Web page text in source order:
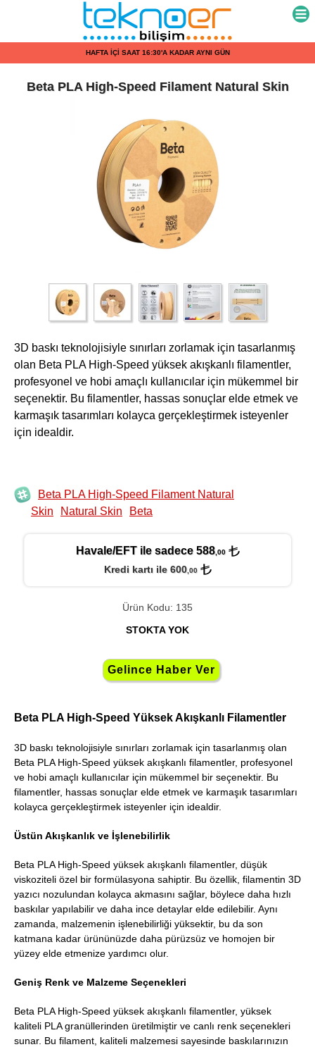
HAFTA İÇİ SAAT 16:30'A KADAR AYNI GÜN KARGO
Beta PLA High-Speed Filament Natural Skin
3D baskı teknolojisiyle sınırları zorlamak için tasarlanmış
olan Beta PLA High-Speed yüksek akışkanlı filamentler,
profesyonel ve hobi amaçlı kullanıcılar için mükemmel bir
seçenektir. Bu filamentler, hassas sonuçlar elde etmek ve
karmaşık tasarımları kolayca gerçekleştirmek isteyenler
için idealdir.
Beta PLA High-Speed Filament Natural
Skin
Natural Skin Beta
Havale/EFT ile sadece 588,00
Kredi kartı ile 600,00
Ürün Kodu: 135
STOKTA YOK
Beta PLA High-Speed Yüksek Akışkanlı Filamentler
3D baskı teknolojisiyle sınırları zorlamak için tasarlanmış olan
Beta PLA High-Speed yüksek akışkanlı filamentler, profesyonel
ve hobi amaçlı kullanıcılar için mükemmel bir seçenektir. Bu
filamentler, hassas sonuçlar elde etmek ve karmaşık tasarımları
kolayca gerçekleştirmek isteyenler için idealdir.
Üstün Akışkanlık ve İşlenebilirlik
Beta PLA High-Speed yüksek akışkanlı filamentler, düşük
viskoziteli özel bir formülasyona sahiptir. Bu özellik, filamentin 3D
yazıcı nozulundan kolayca akmasını sağlar, böylece daha hızlı
baskılar yapılabilir ve daha ince detaylar elde edilebilir. Aynı
zamanda, malzemenin işlenebilirliği yüksektir, bu da son
katmana kadar ürününüzde daha pürüzsüz ve homojen bir
yüzey elde etmenize yardımcı olur.
Geniş Renk ve Malzeme Seçenekleri
Beta PLA High-Speed yüksek akışkanlı filamentler, yüksek
kaliteli PLA granüllerinden üretilmiştir ve canlı renk seçenekleri
sunar. Bu filament, kaliteli malzemesi sayesinde baskılarınızın